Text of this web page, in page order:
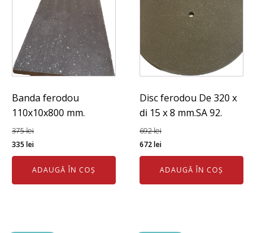
Banda ferodou
110x10x800 mm.
375lei
Prețul
inițial
fost:
335 leiPrețul
curent
este:
335 lei.
ADAUGĂ ÎN COȘ
Disc ferodou De 320 x
di 15 x 8 mm.SA 92.
692lei
Prețul
inițial
fost:
672leiPrețul
curent
este:
672 lei.
ADAUGĂ ÎN COȘ